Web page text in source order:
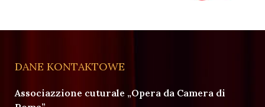
DANE KONTAKTOWE
Associazzione cuturale „Opera da Camera di